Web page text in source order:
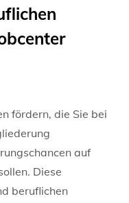
fördern, die Sie bei
auf
Diese
beruflichen